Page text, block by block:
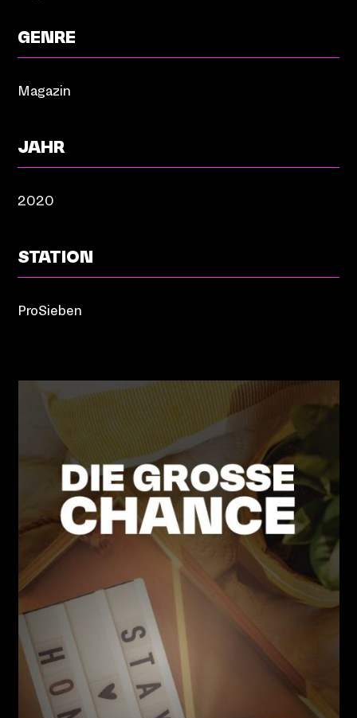
GENRE
Magazin
JAHR
2020
STATION
ProSieben